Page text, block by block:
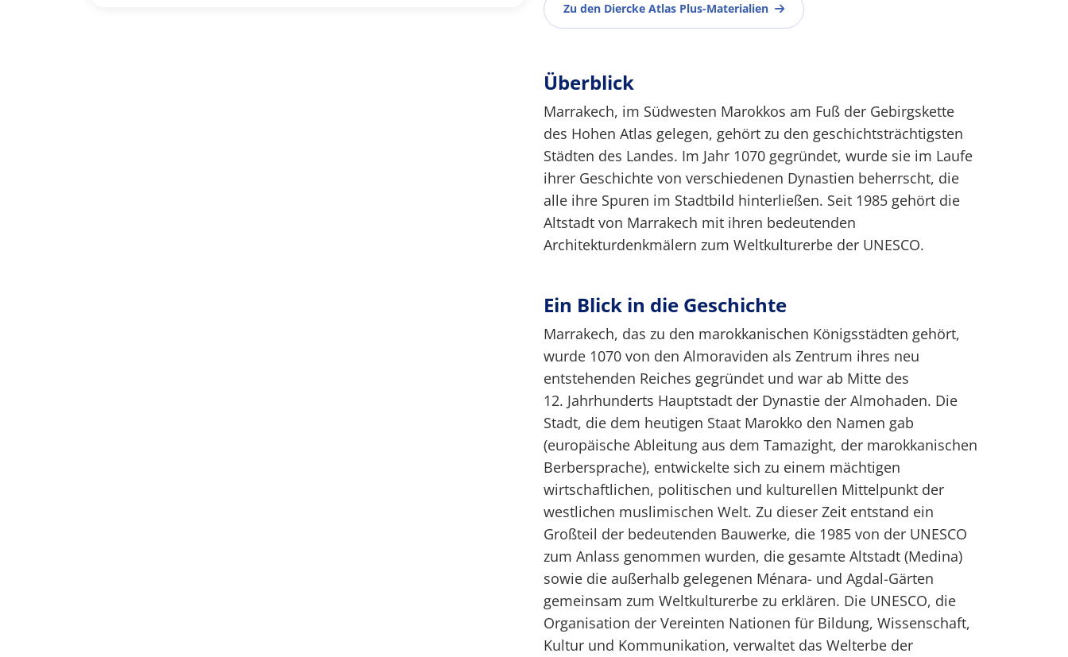
Zu den Diercke Atlas Plus-Materialien
Überblick
Marrakech, im Südwesten Marokkos am Fuß der Gebirgskette
des Hohen Atlas gelegen, gehört zu den geschichtsträchtigsten
Städten des Landes. Im Jahr 1070 gegründet, wurde sie im Laufe
ihrer Geschichte von verschiedenen Dynastien beherrscht, die
alle ihre Spuren im Stadtbild hinterließen. Seit 1985 gehört die
Altstadt von Marrakech mit ihren bedeutenden
Architekturdenkmälern zum Weltkulturerbe der UNESCO.
Ein Blick in die Geschichte
Marrakech, das zu den marokkanischen Königsstädten gehört,
wurde 1070 von den Almoraviden als Zentrum ihres neu
entstehenden Reiches gegründet und war ab Mitte des
12. Jahrhunderts Hauptstadt der Dynastie der Almohaden. Die
Stadt, die dem heutigen Staat Marokko den Namen gab
(europäische Ableitung aus dem Tamazight, der marokkanischen
Berbersprache), entwickelte sich zu einem mächtigen
wirtschaftlichen, politischen und kulturellen Mittelpunkt der
westlichen muslimischen Welt. Zu dieser Zeit entstand ein
Großteil der bedeutenden Bauwerke, die 1985 von der UNESCO
zum Anlass genommen wurden, die gesamte Altstadt (Medina)
sowie die außerhalb gelegenen Ménara- und Agdal-Gärten
gemeinsam zum Weltkulturerbe zu erklären. Die UNESCO, die
Organisation der Vereinten Nationen für Bildung, Wissenschaft,
Kultur und Kommunikation, verwaltet das Welterbe der